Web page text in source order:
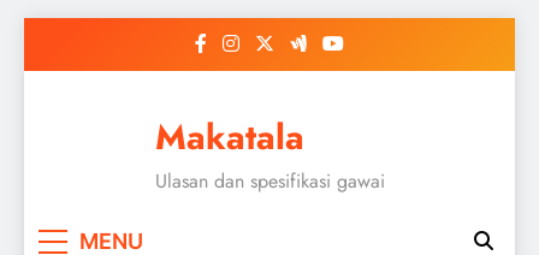
Makatala
Ulasan dan spesifikasi gawai
MENU